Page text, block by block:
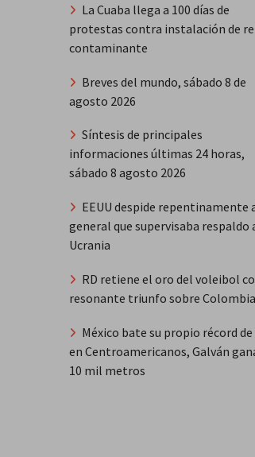
La Cuaba llega a 100 días de
protestas contra instalación de
contaminante
Breves del mundo, sábado 8 de
agosto 2026
Síntesis de principales
informaciones últimas 24 horas,
sábado 8 agosto 2026
EEUU despide repentinamente
general que supervisaba respaldo
Ucrania
RD retiene el oro del voleibol
resonante triunfo sobre Colombia
México bate su propio récord
en Centroamericanos, Galván
10 mil metros